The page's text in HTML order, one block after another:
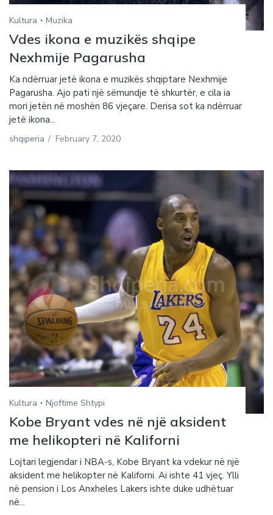
Kultura Muzika
Vdes ikona e muzikës shqipe
Nexhmije Pagarusha
Ka ndërruar jetë ikona e muzikës shqiptare Nexhmije
Pagarusha. Ajo pati një sëmundje të shkurtër, e cila ia
mori jetën në moshën 86 vjeçare. Derisa sot ka ndërruar
jetë ikona...
shqiperia / February 7, 2020
Kultura Njoftime Shtypi
Kobe Bryant vdes në një aksident
me helikopteri në Kaliforni
Lojtari legjendar i NBA-s, Kobe Bryant ka vdekur në një
aksident me helikopter në Kaliforni. Ai ishte 41 vjeç. Ylli
në pension i Los Anxheles Lakers ishte duke udhëtuar
në...